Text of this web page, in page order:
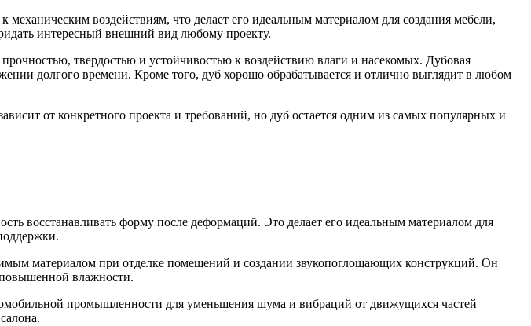
воздействиям, что делает его идеальным материалом для создания мебели,
интересный внешний вид любому проекту.
твердостью и устойчивостью к воздействию влаги и насекомых. Дубовая
долгого времени. Кроме того, дуб хорошо обрабатывается и отлично выглядит в любом
от конкретного проекта и требований, но дуб остается одним из самых популярных и
восстанавливать форму после деформаций. Это делает его идеальным материалом для
материалом при отделке помещений и создании звукопоглощающих конструкций. Он
повышенной влажности.
промышленности для уменьшения шума и вибраций от движущихся частей